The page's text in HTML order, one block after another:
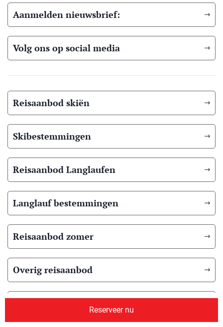
Reserveer nu
Aanmelden nieuwsbrief:
Volg ons op social media
Reisaanbod skiën
Skibestemmingen
Reisaanbod Langlaufen
Langlauf bestemmingen
Reisaanbod zomer
Overig reisaanbod